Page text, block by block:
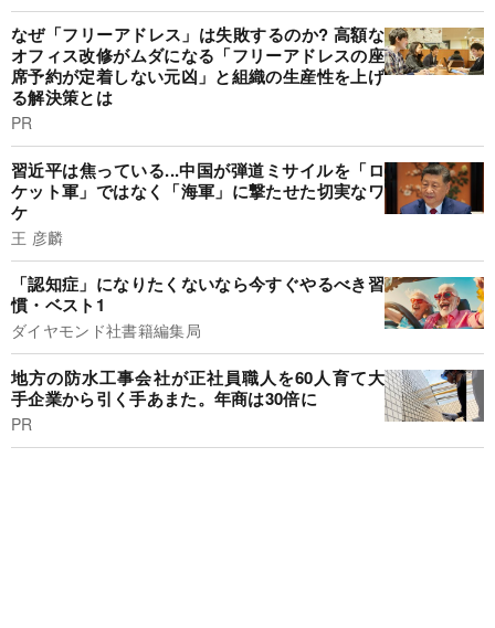
なぜ「フリーアドレス」は失敗するのか? 高額な
オフィス改修がムダになる「フリーアドレスの座
席予約が定着しない元凶」と組織の生産性を上げ
る解決策とは
PR
習近平は焦っている...中国が弾道ミサイルを「ロ
ケット軍」ではなく「海軍」に撃たせた切実なワ
ケ
王 彦麟
「認知症」になりたくないなら今すぐやるべき習
慣・ベスト1
ダイヤモンド社書籍編集局
地方の防水工事会社が正社員職人を60人育て大
手企業から引く手あまた。年商は30倍に
PR